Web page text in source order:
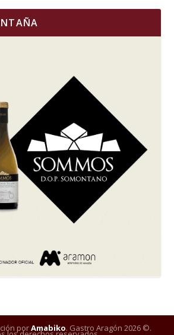
porAmabiko. Gastro Aragón 2026 ©.